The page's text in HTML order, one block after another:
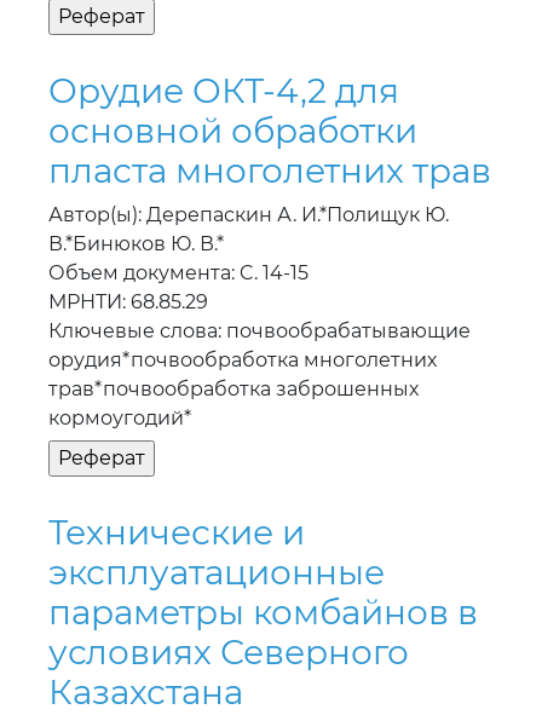
Орудие ОКТ-4,2 для
основной обработки
пласта многолетних трав
Автор(ы): Дерепаскин А. И.*Полищук Ю.
В.*Бинюков Ю. В.*
Объем документа: C. 14-15
МРНТИ: 68.85.29
Ключевые слова: почвообрабатывающиe
орудия*почвообработка многолетних
трав*почвообработка заброшенных
кормоугодий*
Технические и
эксплуатационные
параметры комбайнов в
условиях Северного
Казахстана